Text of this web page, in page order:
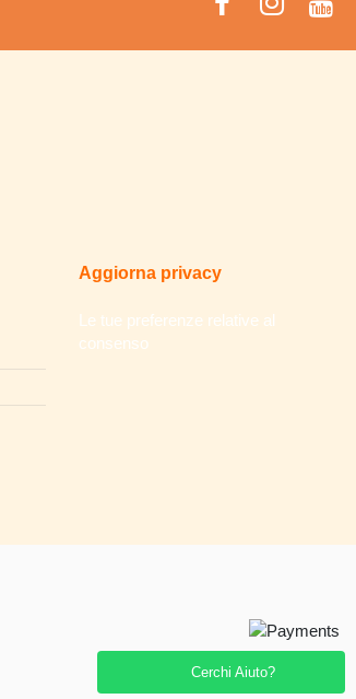
Aggiorna privacy
Le tue preferenze relative al
consenso
Cerchi Aiuto?